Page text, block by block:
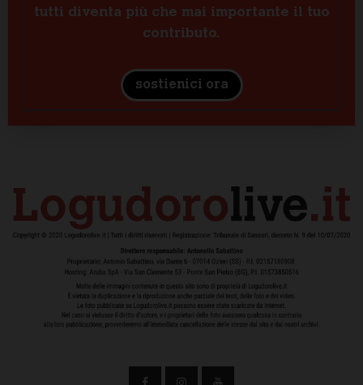
tutti diventa più che mai importante il tuo
contributo.
sostienici ora